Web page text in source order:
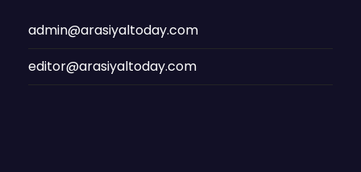
admin@arasiyaltoday.com
editor@arasiyaltoday.com